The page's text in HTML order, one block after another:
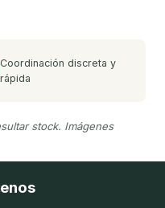
Coordinación discreta y
rápida
stock. Imágenes